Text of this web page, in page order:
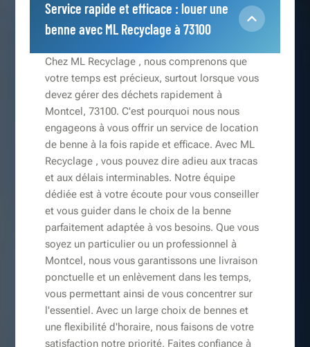
Service rapide et efficace : louer une
benne avec ML Recyclage à 73100
Chez ML Recyclage , nous comprenons que
votre temps est précieux, surtout lorsque vous
devez gérer des déchets rapidement à
Montcel, 73100. C'est pourquoi nous nous
engageons à vous offrir un service de location
de benne à la fois rapide et efficace. Avec ML
Recyclage , vous pouvez dire adieu aux tracas
et aux délais interminables. Notre équipe
dédiée est à votre écoute pour vous conseiller
et vous guider dans le choix de la benne
parfaitement adaptée à vos besoins. Que vous
soyez un particulier ou un professionnel à
Montcel, nous vous garantissons une livraison
ponctuelle et un enlèvement dans les temps,
vous permettant ainsi de vous concentrer sur
l'essentiel. Avec un large choix de bennes et
une flexibilité d'horaire, nous faisons de votre
satisfaction notre priorité. Faites confiance à